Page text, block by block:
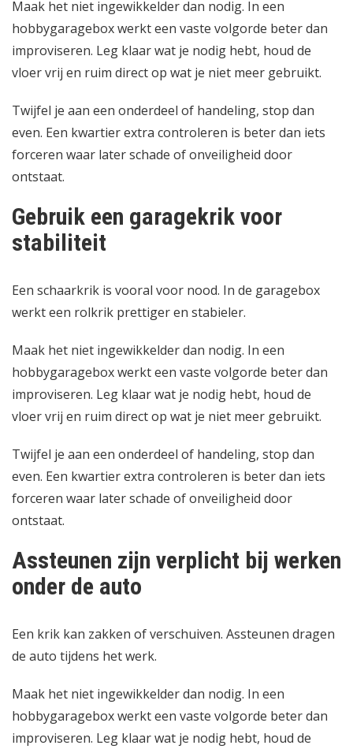
Maak het niet ingewikkelder dan nodig. In een
hobbygaragebox werkt een vaste volgorde beter dan
improviseren. Leg klaar wat je nodig hebt, houd de
vloer vrij en ruim direct op wat je niet meer gebruikt.
Twijfel je aan een onderdeel of handeling, stop dan
even. Een kwartier extra controleren is beter dan iets
forceren waar later schade of onveiligheid door
ontstaat.
Gebruik een garagekrik voor
stabiliteit
Een schaarkrik is vooral voor nood. In de garagebox
werkt een rolkrik prettiger en stabieler.
Maak het niet ingewikkelder dan nodig. In een
hobbygaragebox werkt een vaste volgorde beter dan
improviseren. Leg klaar wat je nodig hebt, houd de
vloer vrij en ruim direct op wat je niet meer gebruikt.
Twijfel je aan een onderdeel of handeling, stop dan
even. Een kwartier extra controleren is beter dan iets
forceren waar later schade of onveiligheid door
ontstaat.
Assteunen zijn verplicht bij werken
onder de auto
Een krik kan zakken of verschuiven. Assteunen dragen
de auto tijdens het werk.
Maak het niet ingewikkelder dan nodig. In een
hobbygaragebox werkt een vaste volgorde beter dan
improviseren. Leg klaar wat je nodig hebt, houd de